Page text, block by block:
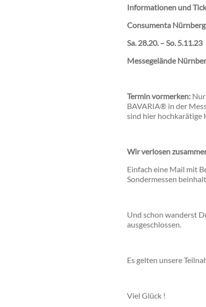
Informationen und
Consumenta Nürnberg
Sa. 28.20. – So. 5.11.23
Messegelände
Termin vormerken:
BAVARIA® in der
sind hier hochkarätige
Wir verlosen
Einfach eine Mail mit
Sondermessen
Und schon wanderst
ausgeschlossen.
Es gelten unsere
Viel Glück !